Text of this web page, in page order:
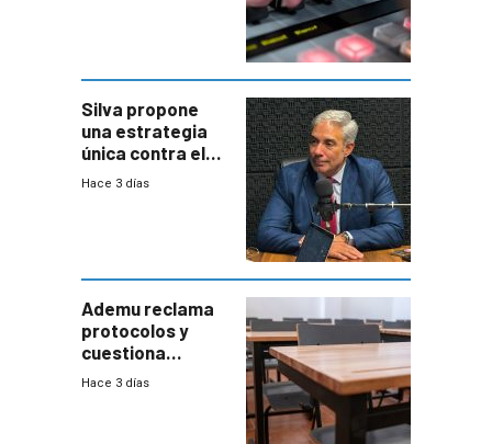
Silva propone
una estrategia
única contra el
narcotráfico y
Hace 3 días
Ademu reclama
protocolos y
cuestiona
demora de
Hace 3 días